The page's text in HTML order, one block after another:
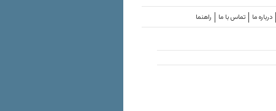
راهنما تماس با ما درباره ما